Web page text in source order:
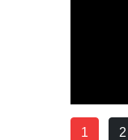
1 2